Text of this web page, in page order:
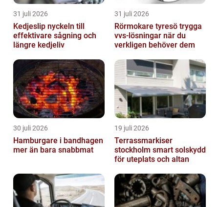
31 juli 2026
Kedjeslip nyckeln till
effektivare sågning och
längre kedjeliv
31 juli 2026
Rörmokare tyresö trygga
vvs-lösningar när du
verkligen behöver dem
30 juli 2026
Hamburgare i bandhagen
mer än bara snabbmat
19 juli 2026
Terrassmarkiser
stockholm smart solskydd
för uteplats och altan